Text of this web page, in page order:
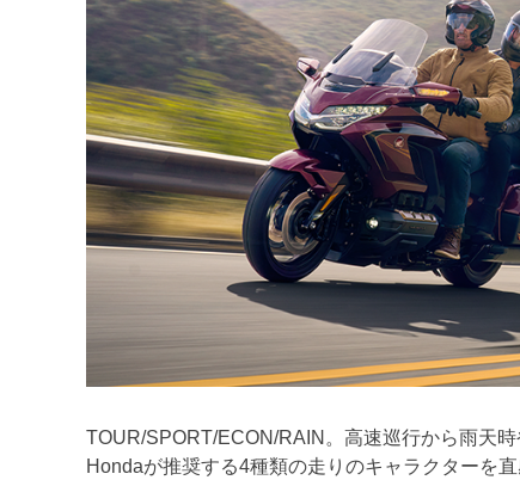
TOUR/SPORT/ECON/RAIN。高速巡行から雨天
Hondaが推奨する4種類の走りのキャラクターを